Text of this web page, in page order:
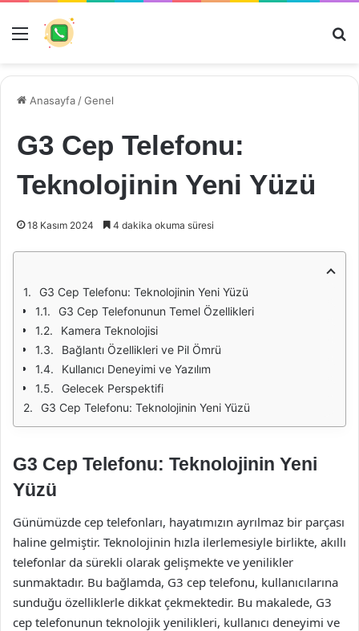
Menü
Anasayfa /Genel
G3 Cep Telefonu:
Teknolojinin Yeni Yüzü
18 Kasım 2024 4 dakika okuma süresi
G3 Cep Telefonu: Teknolojinin Yeni Yüzü
G3 Cep Telefonunun Temel Özellikleri
Kamera Teknolojisi
Bağlantı Özellikleri ve Pil Ömrü
Kullanıcı Deneyimi ve Yazılım
Gelecek Perspektifi
G3 Cep Telefonu: Teknolojinin Yeni Yüzü
G3 Cep Telefonu: Teknolojinin Yeni
Yüzü
Günümüzde cep telefonları, hayatımızın ayrılmaz bir parçası
haline gelmiştir. Teknolojinin hızla ilerlemesiyle birlikte, akıllı
telefonlar da sürekli olarak gelişmekte ve yenilikler
sunmaktadır. Bu bağlamda, G3 cep telefonu, kullanıcılarına
sunduğu özelliklerle dikkat çekmektedir. Bu makalede, G3
cep telefonunun teknolojik yenilikleri, kullanıcı deneyimi ve